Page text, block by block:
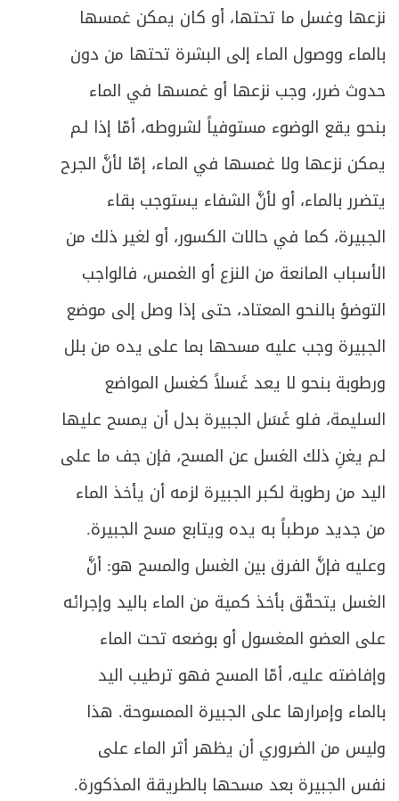
نزعها وغسل ما تحتها، أو كان يمكن غمسها
بالماء ووصول الماء إلى البشرة تحتها من دون
حدوث ضرر، وجب نزعها أو غمسها في الماء
بنحو يقع الوضوء مستوفياً لشروطه، أمّا إذا لـم
يمكن نزعها ولا غمسها في الماء، إمّا لأنَّ الجرح
يتضرر بالماء، أو لأنَّ الشفاء يستوجب بقاء
الجبيرة، كما في حالات الكسور، أو لغير ذلك من
الأسباب المانعة من النزع أو الغمس، فالواجب
التوضؤ بالنحو المعتاد، حتى إذا وصل إلى موضع
الجبيرة وجب عليه مسحها بما على يده من بلل
ورطوبة بنحو لا يعد غَسلاً كغسل المواضع
السليمة، فلو غَسَل الجبيرة بدل أن يمسح عليها
لـم يغنِ ذلك الغسل عن المسح، فإن جف ما على
اليد من رطوبة لكبر الجبيرة لزمه أن يأخذ الماء
من جديد مرطباً به يده ويتابع مسح الجبيرة.
وعليه فإنَّ الفرق بين الغسل والمسح هو: أنَّ
الغسل يتحقّق بأخذ كمية من الماء باليد وإجرائه
على العضو المغسول أو بوضعه تحت الماء
وإفاضته عليه، أمّا المسح فهو ترطيب اليد
بالماء وإمرارها على الجبيرة الممسوحة. هذا
وليس من الضروري أن يظهر أثر الماء على
نفس الجبيرة بعد مسحها بالطريقة المذكورة.
ص
200 المبحث الرابع ـ في الصلاة على الميت
ص
206 المبحث الخامس ـ في الدفن
213 المبحث السادس ـ في غسل مسّ الميت
ص
215 الفصل الخامس: في التيمم
ص
217 المبحث الأول ـ في مسوغات التيمم
ص
220 المبحث الثاني ـ في ما يتيمم به
ص
221 المبحث الثالث ـ في شرائط التيمم
222 المبحث الرابع ـ في كيفية التيمم
ص
223 المبحث الخامس ـ في أحكام التيمم
ص
229 الباب الثاني: في الصلاة
230 هيئة الصلاة وصورتها العامة
ص
235 الفصل الأول: في مقدمات الصلاة
237 المبحث الأول ـ في أوقات الفرائض ونوافلها
246 المبحث الثاني ـ في لباس المصلي
ص
250 في ما يُعفى عنه من النجاسة في الصلاة
ص
259 المبحث الثالث ـ في مكان المصلي